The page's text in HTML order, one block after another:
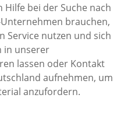
bei der Suche nach
brauchen,
Service nutzen und sich
in unserer
lassen oder Kontakt
aufnehmen, um
anzufordern.